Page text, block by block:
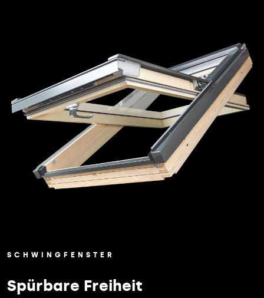
SCHWINGFENSTER
Spürbare Freiheit